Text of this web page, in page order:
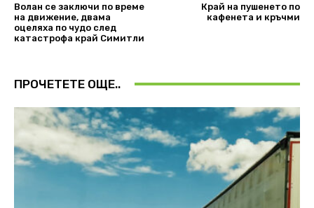
Волан се заключи по време
на движение, двама
оцеляха по чудо след
катастрофа край Симитли
Край на пушенето по
кафенета и кръчми
ПРОЧЕТЕТЕ ОЩЕ..